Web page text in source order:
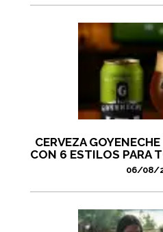
CERVEZA
CON 6 ESTILOS PARA
06/08/